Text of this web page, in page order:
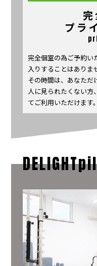
プラ
完全個室の為ご予約い
入りすることはありま
その時間は、あなただ
人に見られたくない方
てご利用いただけます。